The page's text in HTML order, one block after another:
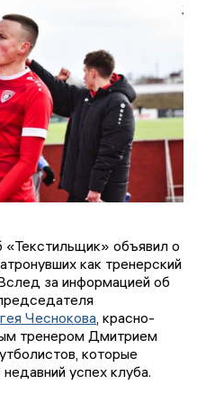
«Текстильщик» объявил о
как тренерский
за информацией об
Чеснокова, красно-
тренером Дмитрием
которые
успех клуба.